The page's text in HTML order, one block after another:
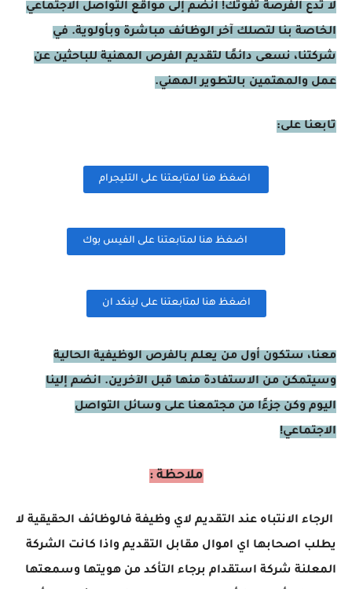
لا تدع الفرصة تفوتك! انضم إلى مواقع التواصل الاجتماعي
الخاصة بنا لتصلك آخر الوظائف مباشرة وبأولوية. في
شركتنا، نسعى دائمًا لتقديم الفرص المهنية للباحثين عن
عمل والمهتمين بالتطوير المهني.
تابعنا على:
اضغظ هنا لمتابعتنا على التليجرام
اضغظ هنا لمتابعتنا على الفيس بوك
اضغظ هنا لمتابعتنا على لينكد ان
معنا، ستكون أول من يعلم بالفرص الوظيفية الحالية
وسيتمكن من الاستفادة منها قبل الآخرين. انضم إلينا
اليوم وكن جزءًا من مجتمعنا على وسائل التواصل
الاجتماعي!
ملاحظة :
الرجاء الانتباه عند التقديم لاي وظيفة فالوظائف الحقيقية لا
يطلب اصحابها اي اموال مقابل التقديم واذا كانت الشركة
المعلنة شركة استقدام برجاء التأكد من هويتها وسمعتها